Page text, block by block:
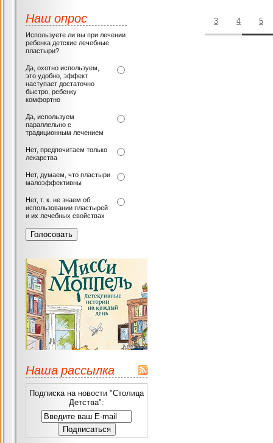
3 4 5
Наш опрос
Используете ли вы при лечении
ребенка детские лечебные
пластыри?
Да, охотно используем,
это удобно, эффект
наступает достаточно
быстро, ребенку
комфортно
Да, используем
параллельно с
традиционным лечением
Нет, предпочитаем только
лекарства
Нет, думаем, что пластыри
малоэффективны
Нет, т. к. не знаем об
использовании пластырей
и их лечебных свойствах
Наша рассылка
Подписка на новости "Столица
Детства":